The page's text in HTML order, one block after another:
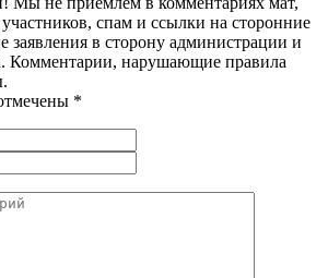
спам и ссылки на сторонние
заявления в сторону администрации и
Комментарии, нарушающие правила
*